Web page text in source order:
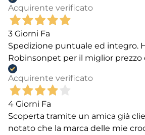
Acquirente verificato
3 Giorni Fa
Spedizione puntuale ed integro.
Robinsonpet per il miglior prezzo
Acquirente verificato
4 Giorni Fa
Scoperta tramite un amica già
notato che la marca delle mie